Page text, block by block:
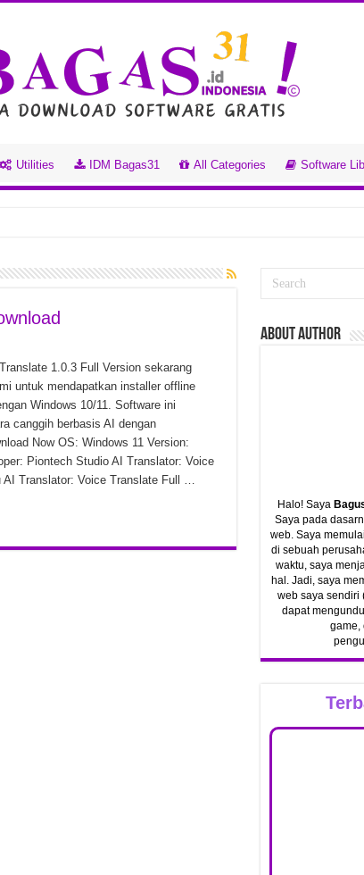
Utilities IDM Bagas31 All Categories Software
1.0.3 Full Version sekarang
untuk mendapatkan installer offline
Windows 10/11. Software ini
canggih berbasis AI dengan
Now OS: Windows 11 Version:
Piontech Studio AI Translator: Voice
AI Translator: Voice Translate Full …
ABout Author
Halo! Saya
Saya pada
web. Saya
di sebuah
waktu, saya
hal. Jadi, saya
web saya sendiri
dapat
game,